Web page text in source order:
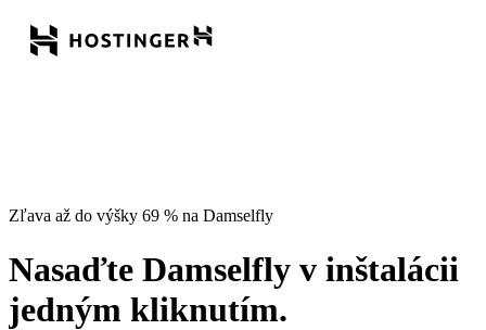
Zľava až do výšky 69 % na Damselfly
Nasaďte Damselfly v inštalácii
jedným kliknutím.